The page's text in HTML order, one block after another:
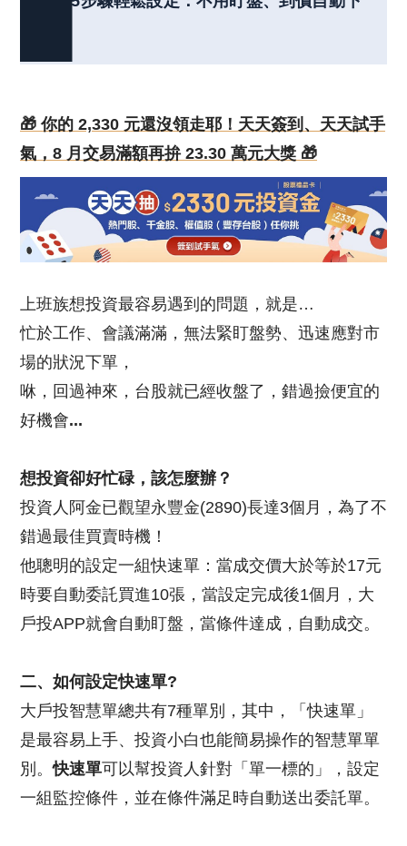
🎁 你的 2,330 元還沒領走耶！天天簽到、天天試手
氣，8 月交易滿額再拚 23.30 萬元大獎 🎁
上班族想投資最容易遇到的問題，就是…
忙於工作、會議滿滿，無法緊盯盤勢、迅速應對市
場的狀況下單，
咻，回過神來，台股就已經收盤了，錯過撿便宜的
好機會...
想投資卻好忙碌，該怎麼辦？
投資人阿金已觀望永豐金(2890)長達3個月，為了不
錯過最佳買賣時機！
他聰明的設定一組快速單：當成交價大於等於17元
時要自動委託買進10張，當設定完成後1個月，大
戶投APP就會自動盯盤，當條件達成，自動成交。
二、如何設定快速單?
大戶投智慧單總共有7種單別，其中，「快速單」
是最容易上手、投資小白也能簡易操作的智慧單單
別。快速單可以幫投資人針對「單一標的」，設定
一組監控條件，並在條件滿足時自動送出委託單。